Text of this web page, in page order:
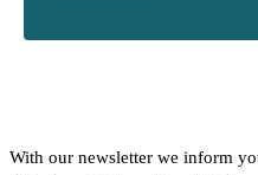
With our newsletter we inform